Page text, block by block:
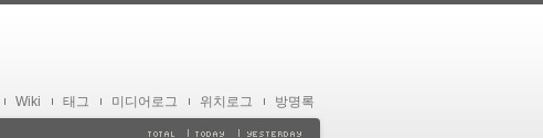
Wiki 태그 미디어로그 위치로그 방명록